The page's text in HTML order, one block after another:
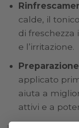
calde, il
di freschezza
e l’irritazione.
applicato
aiuta a
attivi e a